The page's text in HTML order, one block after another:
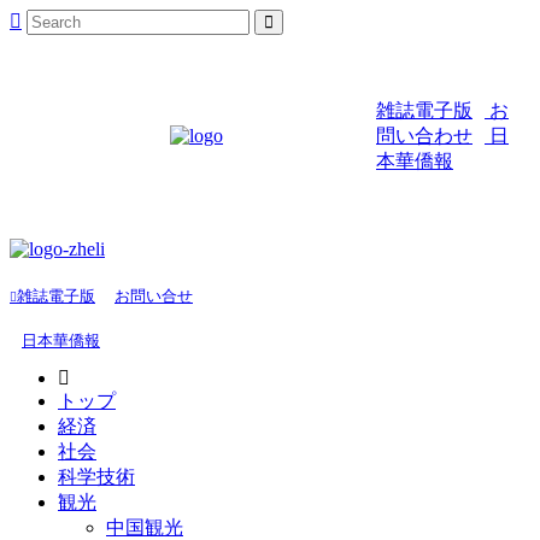
雑誌電子版
お
問い合わせ
日
本華僑報
雑誌電子版 お問い合せ
日本華僑報
トップ
経済
社会
科学技術
観光
中国観光